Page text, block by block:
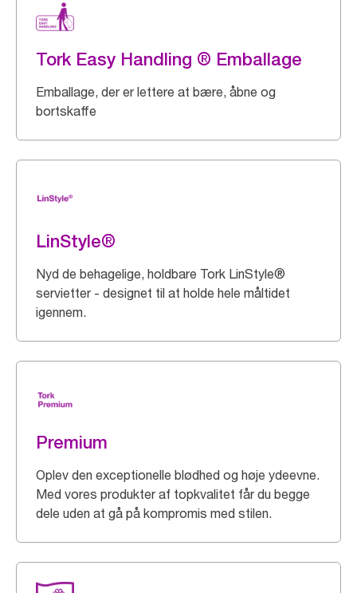
Tork Easy Handling ® Emballage
Emballage, der er lettere at bære, åbne og
bortskaffe
LinStyle®
Nyd de behagelige, holdbare Tork LinStyle®
servietter - designet til at holde hele måltidet
igennem.
Premium
Oplev den exceptionelle blødhed og høje ydeevne.
Med vores produkter af topkvalitet får du begge
dele uden at gå på kompromis med stilen.